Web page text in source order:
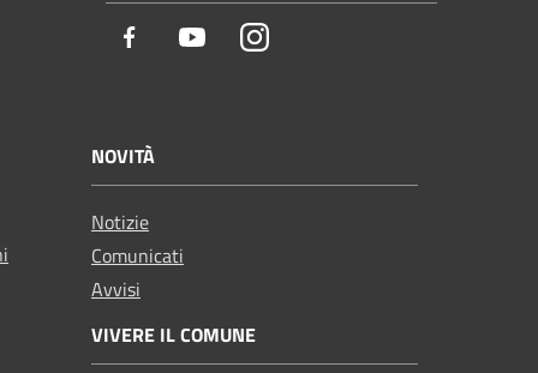
Facebook YoutubeInstagram
NOVITÀ
Notizie
Comunicati
Avvisi
VIVERE IL COMUNE